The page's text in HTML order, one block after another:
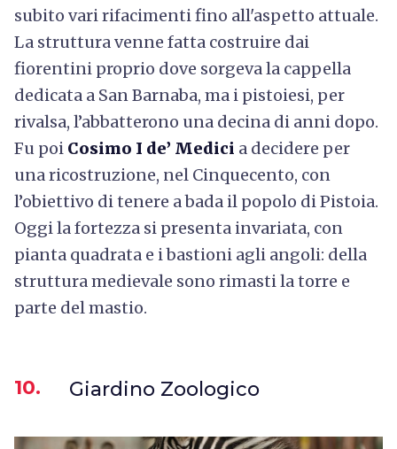
subito vari rifacimenti fino all'aspetto attuale.
La struttura venne fatta costruire dai
fiorentini proprio dove sorgeva la cappella
dedicata a San Barnaba, ma i pistoiesi, per
rivalsa, l’abbatterono una decina di anni dopo.
Fu poi Cosimo I de’ Medici a decidere per
una ricostruzione, nel Cinquecento, con
l’obiettivo di tenere a bada il popolo di Pistoia.
Oggi la fortezza si presenta invariata, con
pianta quadrata e i bastioni agli angoli: della
struttura medievale sono rimasti la torre e
parte del mastio.
10. Giardino Zoologico